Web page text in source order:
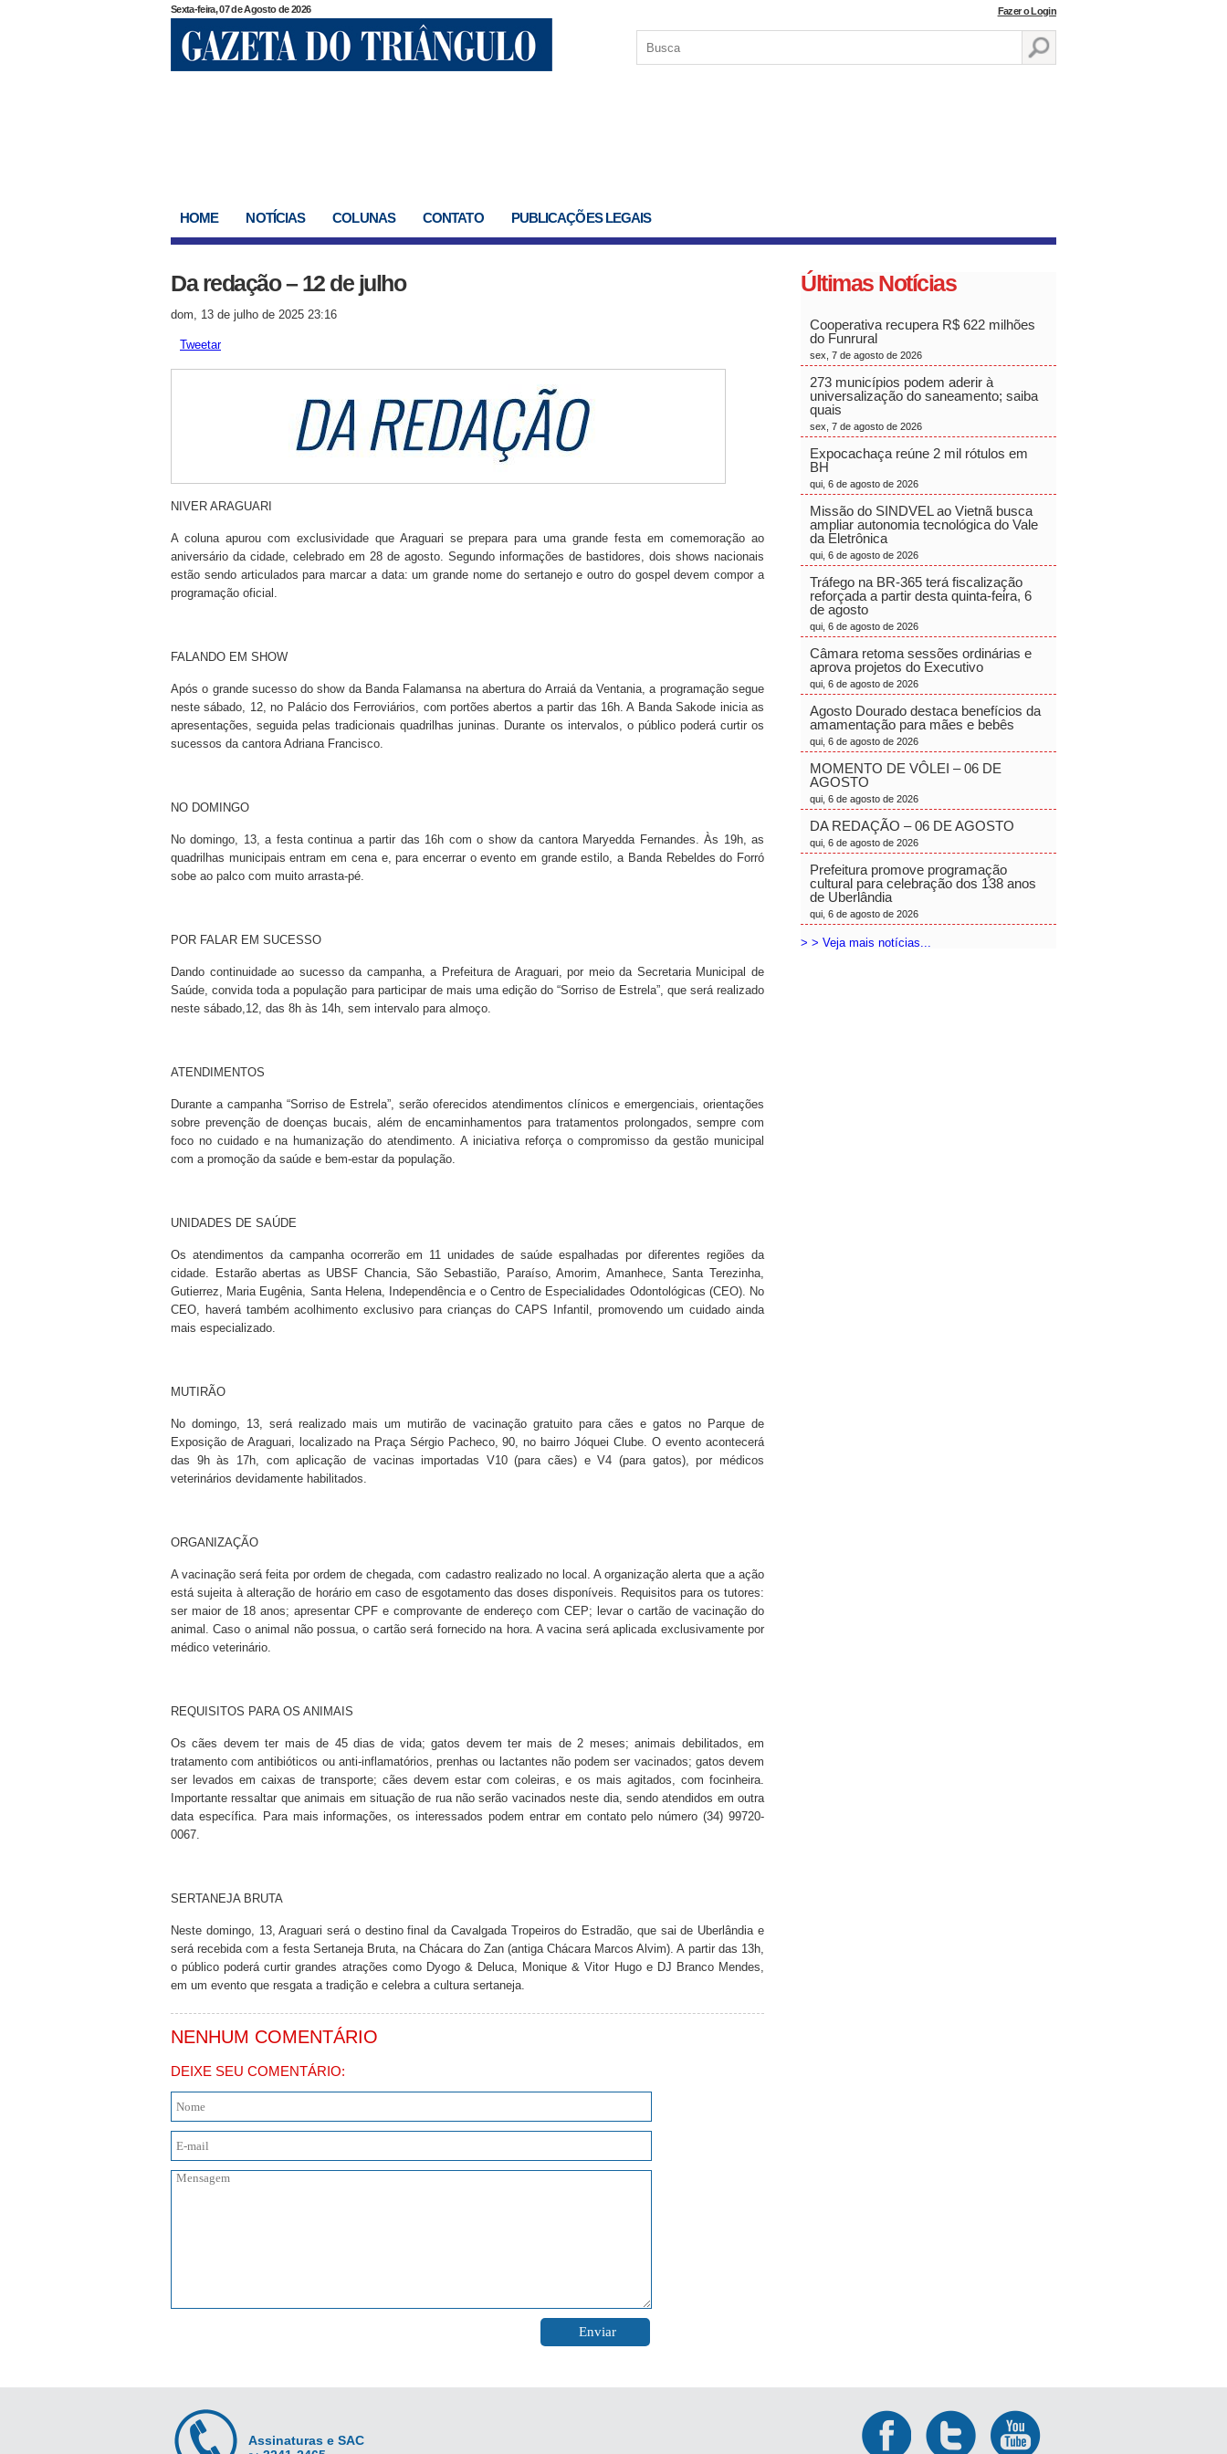
Sexta-feira, 07 de Agosto de 2026 Fazer o Login
HOME NOTÍCIAS COLUNAS CONTATO PUBLICAÇÕES LEGAIS
Da redação – 12 de julho
dom, 13 de julho de 2025 23:16
Tweetar
NIVER ARAGUARI
A coluna apurou com exclusividade que Araguari se prepara para uma grande festa em comemoração ao
aniversário da cidade, celebrado em 28 de agosto. Segundo informações de bastidores, dois shows nacionais
estão sendo articulados para marcar a data: um grande nome do sertanejo e outro do gospel devem compor a
programação oficial.
FALANDO EM SHOW
Após o grande sucesso do show da Banda Falamansa na abertura do Arraiá da Ventania, a programação segue
neste sábado, 12, no Palácio dos Ferroviários, com portões abertos a partir das 16h. A Banda Sakode inicia as
apresentações, seguida pelas tradicionais quadrilhas juninas. Durante os intervalos, o público poderá curtir os
sucessos da cantora Adriana Francisco.
NO DOMINGO
No domingo, 13, a festa continua a partir das 16h com o show da cantora Maryedda Fernandes. Às 19h, as
quadrilhas municipais entram em cena e, para encerrar o evento em grande estilo, a Banda Rebeldes do Forró
sobe ao palco com muito arrasta-pé.
POR FALAR EM SUCESSO
Dando continuidade ao sucesso da campanha, a Prefeitura de Araguari, por meio da Secretaria Municipal de
Saúde, convida toda a população para participar de mais uma edição do “Sorriso de Estrela”, que será realizado
neste sábado,12, das 8h às 14h, sem intervalo para almoço.
ATENDIMENTOS
Durante a campanha “Sorriso de Estrela”, serão oferecidos atendimentos clínicos e emergenciais, orientações
sobre prevenção de doenças bucais, além de encaminhamentos para tratamentos prolongados, sempre com
foco no cuidado e na humanização do atendimento. A iniciativa reforça o compromisso da gestão municipal
com a promoção da saúde e bem-estar da população.
UNIDADES DE SAÚDE
Os atendimentos da campanha ocorrerão em 11 unidades de saúde espalhadas por diferentes regiões da
cidade. Estarão abertas as UBSF Chancia, São Sebastião, Paraíso, Amorim, Amanhece, Santa Terezinha,
Gutierrez, Maria Eugênia, Santa Helena, Independência e o Centro de Especialidades Odontológicas (CEO). No
CEO, haverá também acolhimento exclusivo para crianças do CAPS Infantil, promovendo um cuidado ainda
mais especializado.
MUTIRÃO
No domingo, 13, será realizado mais um mutirão de vacinação gratuito para cães e gatos no Parque de
Exposição de Araguari, localizado na Praça Sérgio Pacheco, 90, no bairro Jóquei Clube. O evento acontecerá
das 9h às 17h, com aplicação de vacinas importadas V10 (para cães) e V4 (para gatos), por médicos
veterinários devidamente habilitados.
ORGANIZAÇÃO
A vacinação será feita por ordem de chegada, com cadastro realizado no local. A organização alerta que a ação
está sujeita à alteração de horário em caso de esgotamento das doses disponíveis. Requisitos para os tutores:
ser maior de 18 anos; apresentar CPF e comprovante de endereço com CEP; levar o cartão de vacinação do
animal. Caso o animal não possua, o cartão será fornecido na hora. A vacina será aplicada exclusivamente por
médico veterinário.
REQUISITOS PARA OS ANIMAIS
Os cães devem ter mais de 45 dias de vida; gatos devem ter mais de 2 meses; animais debilitados, em
tratamento com antibióticos ou anti-inflamatórios, prenhas ou lactantes não podem ser vacinados; gatos devem
ser levados em caixas de transporte; cães devem estar com coleiras, e os mais agitados, com focinheira.
Importante ressaltar que animais em situação de rua não serão vacinados neste dia, sendo atendidos em outra
data específica. Para mais informações, os interessados podem entrar em contato pelo número (34) 99720-
0067.
SERTANEJA BRUTA
Neste domingo, 13, Araguari será o destino final da Cavalgada Tropeiros do Estradão, que sai de Uberlândia e
será recebida com a festa Sertaneja Bruta, na Chácara do Zan (antiga Chácara Marcos Alvim). A partir das 13h,
o público poderá curtir grandes atrações como Dyogo & Deluca, Monique & Vitor Hugo e DJ Branco Mendes,
em um evento que resgata a tradição e celebra a cultura sertaneja.
NENHUM COMENTÁRIO
DEIXE SEU COMENTÁRIO:
Últimas Notícias
Cooperativa recupera R$ 622 milhões
do Funrural
sex, 7 de agosto de 2026
273 municípios podem aderir à
universalização do saneamento; saiba
quais
sex, 7 de agosto de 2026
Expocachaça reúne 2 mil rótulos em
BH
qui, 6 de agosto de 2026
Missão do SINDVEL ao Vietnã busca
ampliar autonomia tecnológica do Vale
da Eletrônica
qui, 6 de agosto de 2026
Tráfego na BR-365 terá fiscalização
reforçada a partir desta quinta-feira, 6
de agosto
qui, 6 de agosto de 2026
Câmara retoma sessões ordinárias e
aprova projetos do Executivo
qui, 6 de agosto de 2026
Agosto Dourado destaca benefícios da
amamentação para mães e bebês
qui, 6 de agosto de 2026
MOMENTO DE VÔLEI – 06 DE
AGOSTO
qui, 6 de agosto de 2026
DA REDAÇÃO – 06 DE AGOSTO
qui, 6 de agosto de 2026
Prefeitura promove programação
cultural para celebração dos 138 anos
de Uberlândia
qui, 6 de agosto de 2026
> > Veja mais notícias...
Assinaturas e SAC